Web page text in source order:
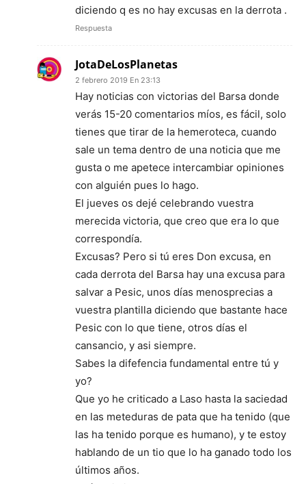
diciendo q es no hay excusas en la derrota .
Respuesta
JotaDeLosPlanetas
2 febrero 2019 En 23:13
Hay noticias con victorias del Barsa donde
verás 15-20 comentarios míos, es fácil, solo
tienes que tirar de la hemeroteca, cuando
sale un tema dentro de una noticia que me
gusta o me apetece intercambiar opiniones
con alguién pues lo hago.
El jueves os dejé celebrando vuestra
merecida victoria, que creo que era lo que
correspondía.
Excusas? Pero si tú eres Don excusa, en
cada derrota del Barsa hay una excusa para
salvar a Pesic, unos días menosprecias a
vuestra plantilla diciendo que bastante hace
Pesic con lo que tiene, otros días el
cansancio, y asi siempre.
Sabes la difefencia fundamental entre tú y
yo?
Que yo he criticado a Laso hasta la saciedad
en las meteduras de pata que ha tenido (que
las ha tenido porque es humano), y te estoy
hablando de un tio que lo ha ganado todo los
últimos años.